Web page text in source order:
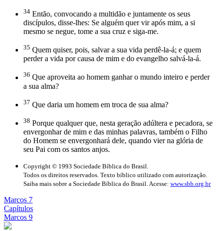
34 Então, convocando a multidão e juntamente os seus
discípulos, disse-lhes: Se alguém quer vir após mim, a si
mesmo se negue, tome a sua cruz e siga-me.
35 Quem quiser, pois, salvar a sua vida perdê-la-á; e quem
perder a vida por causa de mim e do evangelho salvá-la-á.
36 Que aproveita ao homem ganhar o mundo inteiro e perder
a sua alma?
37 Que daria um homem em troca de sua alma?
38 Porque qualquer que, nesta geração adúltera e pecadora, se
envergonhar de mim e das minhas palavras, também o Filho
do Homem se envergonhará dele, quando vier na glória de
seu Pai com os santos anjos.
Copyright © 1993 Sociedade Bíblica do Brasil.
Todos os direitos reservados. Texto bíblico utilizado com autorização.
Saiba mais sobre a Sociedade Bíblica do Brasil. Acesse: www.sbb.org.br
Marcos 7
Capítulos
Marcos 9